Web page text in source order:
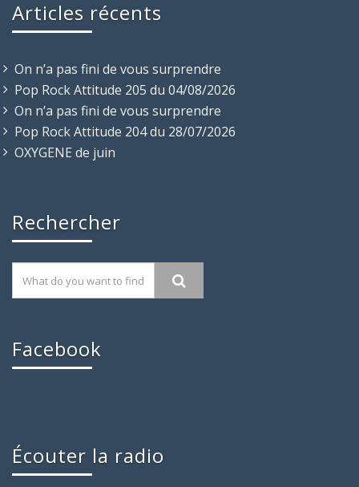
Articles récents
On n’a pas fini de vous surprendre
Pop Rock Attitude 205 du 04/08/2026
On n’a pas fini de vous surprendre
Pop Rock Attitude 204 du 28/07/2026
OXYGENE de juin
Rechercher
Facebook
Écouter la radio